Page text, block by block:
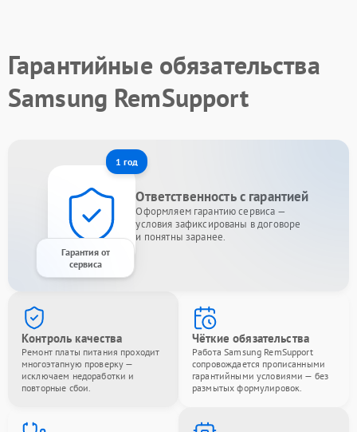
Гарантийные обязательства
Samsung RemSupport
1 год
Гарантия от
сервиса
Ответственность с гарантией
Оформляем гарантию сервиса —
условия зафиксированы в договоре
и понятны заранее.
Контроль качества
Ремонт платы питания проходит
многоэтапную проверку —
исключаем недоработки и
повторные сбои.
Чёткие обязательства
Работа Samsung RemSupport
сопровождается прописанными
гарантийными условиями — без
размытых формулировок.